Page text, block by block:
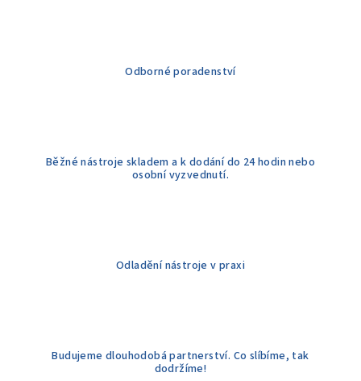
Odborné poradenství
Běžné nástroje skladem a k dodání do 24 hodin nebo
osobní vyzvednutí.
Odladění nástroje v praxi
Budujeme dlouhodobá partnerství. Co slíbíme, tak
dodržíme!